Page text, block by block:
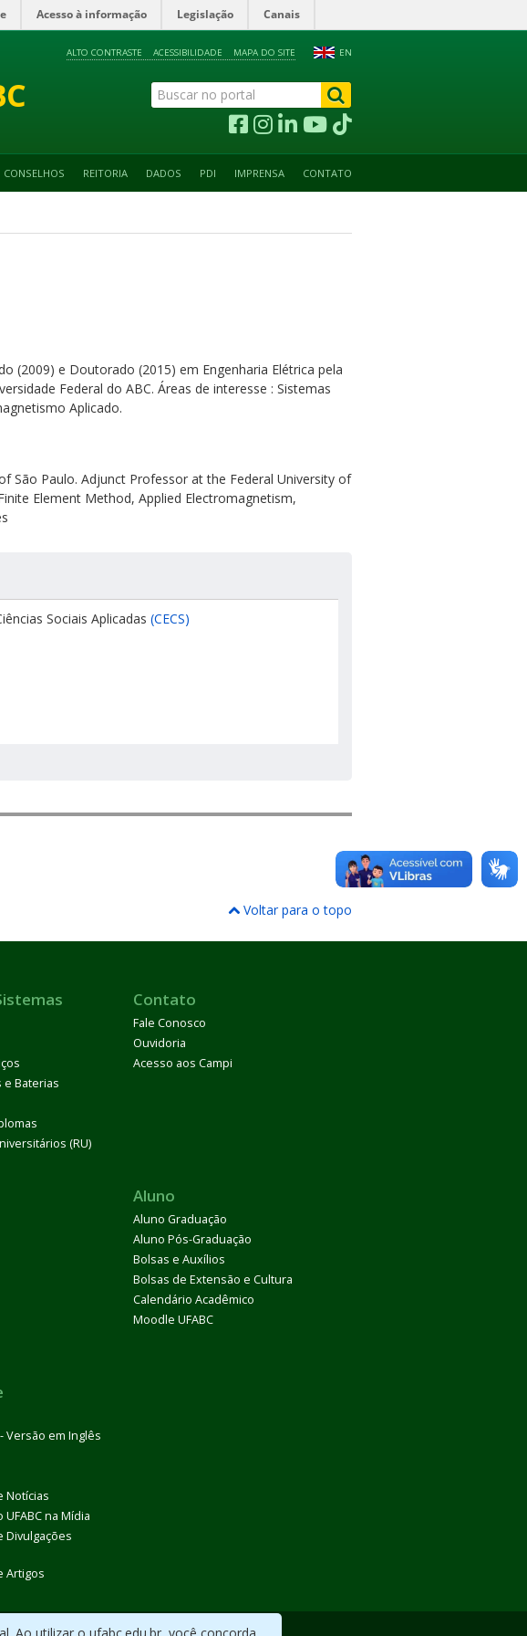
Acesso à informação Legislação Canais
EN
ALTO CONTRASTE ACESSIBILIDADE MAPA DO SITE
CONSELHOS REITORIA DADOS PDI IMPRENSA CONTATO
(2009) e Doutorado (2015) em Engenharia Elétrica pela
Federal do ABC. Áreas de interesse : Sistemas
Aplicado.
São Paulo. Adjunct Professor at the Federal University of
Element Method, Applied Electromagnetism,
Sociais Aplicadas (CECS)
Voltar para o topo
e Baterias
(RU)
Contato
Fale Conosco
Ouvidoria
Acesso aos Campi
Aluno
Aluno Graduação
Aluno Pós-Graduação
Bolsas e Auxílios
Bolsas de Extensão e Cultura
Calendário Acadêmico
Moodle UFABC
Versão em Inglês
Notícias
na Mídia
Divulgações
Artigos